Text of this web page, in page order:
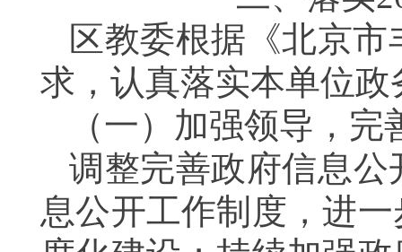
区教委根据《北京市
求，认真落实本单位
（一）加强领导，完
调整完善政府信息
息公开工作制度，进